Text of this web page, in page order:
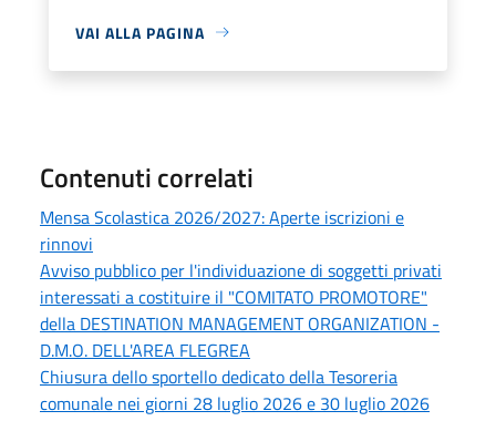
VAI ALLA PAGINA
Contenuti correlati
Mensa Scolastica 2026/2027: Aperte iscrizioni e
rinnovi
Avviso pubblico per l'individuazione di soggetti privati
interessati a costituire il "COMITATO PROMOTORE"
della DESTINATION MANAGEMENT ORGANIZATION -
D.M.O. DELL'AREA FLEGREA
Chiusura dello sportello dedicato della Tesoreria
comunale nei giorni 28 luglio 2026 e 30 luglio 2026